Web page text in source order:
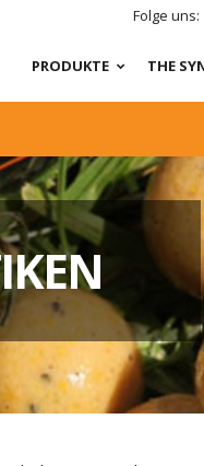
Folge uns:
PRODUKTE THE